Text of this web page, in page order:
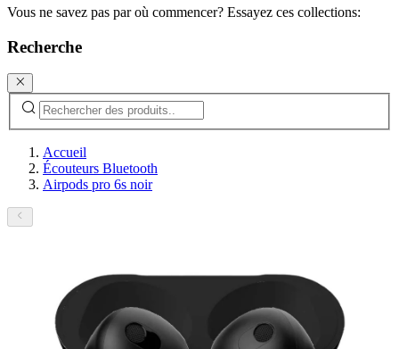
Vous ne savez pas par où commencer? Essayez ces collections:
Recherche
Accueil
Écouteurs Bluetooth
Airpods pro 6s noir